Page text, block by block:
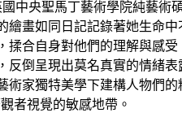
中央聖馬丁藝術學院純藝術
畫如同日記記錄著她生命
合自身對他們的理解與感
倒呈現出莫名真實的情緒
家獨特美學下建構人物們
者視覺的敏感地帶。